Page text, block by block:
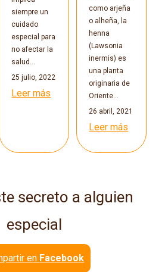
siempre un
cuidado
especial para
no afectar la
salud…
25 julio, 2022
Leer más
como arjeña
o alheña, la
henna
(Lawsonia
inermis) es
una planta
originaria de
Oriente…
26 abril, 2021
Leer más
secreto a alguien
especial
en Facebook